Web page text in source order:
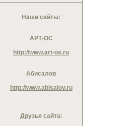
Наши сайты:
АРТ-ОС
http://www.art-os.ru
Абисалов
http://www.abisalov.ru
Друзья сайта: